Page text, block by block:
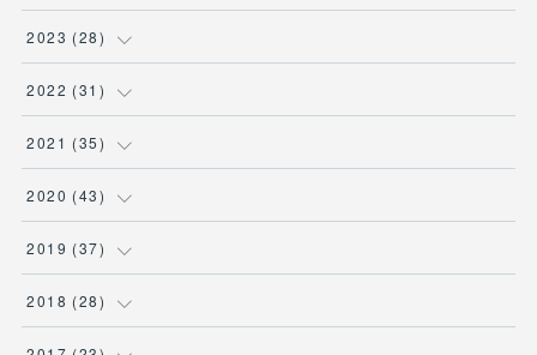
(2)
( 1 )
(3)
(2 )
( 4)
(5)
(1 )
(2)
( 6 )
2023 (28)
(3 )
(2)
(2)
(3)
2022 (31 )
(1)
(3)
(3)
(2 )
2021 (35)
(1)
(4)
(1)
(1 )
2020 (43)
(3)
(4)
(3)
2019 (37)
(4)
(5)
2018 (28)